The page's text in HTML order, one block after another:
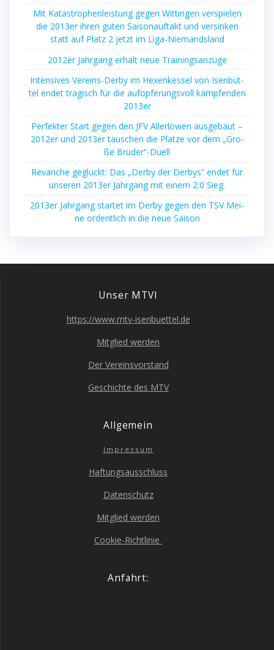
Mit Kata­stro­phen­leis­tung gegen Wit­tin­gen ver­spie­len
die 2013er ihren guten Sai­son­auf­takt und ver­sin­ken
statt auf Platz 2 jetzt im Liga-Niemandsland
2012er Jahr­gang erhält neue Trainingsanzüge
Inten­si­ves Ver­eins-Der­by im Hexen­kes­sel von Isen­büt­
tel endet tra­gisch für die auf­op­fe­rungs­voll kämp­fen­den
2013er
Per­fek­ter Start gegen den JFV Aller­lö­wen aus­ge­baut –
2012er und 2013er tau­schen die Plät­ze vor dem „Gro­
ße Bruder“-Duell
Revan­che geglückt: Das „Der­by der Der­bys“ endet für
unse­ren 2013er Jahr­gang mit einem 2:0 Sieg.
2013er Jahr­gang star­tet im Der­by gegen den TSV Mei­
ne ordent­lich in die neue Saison
Unser MTVI
https://www.mtv-isenbuettel.de
Mit­glied werden
Der Ver­eins­vor­stand
Geschich­te des MTV
All­ge­mein
Impres­sum
Haf­tungs­aus­schluss
Daten­schutz
Mit­glied werden
Coo­kie-Richt­li­nie
Anfahrt: